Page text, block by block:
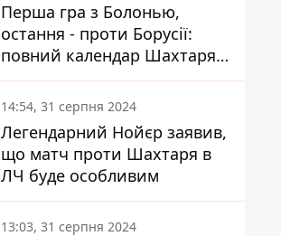
Перша гра з Болонью,
остання - проти Борусії:
повний календар Шахтаря в
новій ЛЧ
14:54, 31 серпня 2024
Легендарний Нойєр заявив,
що матч проти Шахтаря в
ЛЧ буде особливим
13:03, 31 серпня 2024